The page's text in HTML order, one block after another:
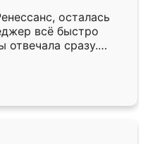
осталась
всё быстро
отвечала сразу.
подошёл к
Собрали
аккуратно, даже